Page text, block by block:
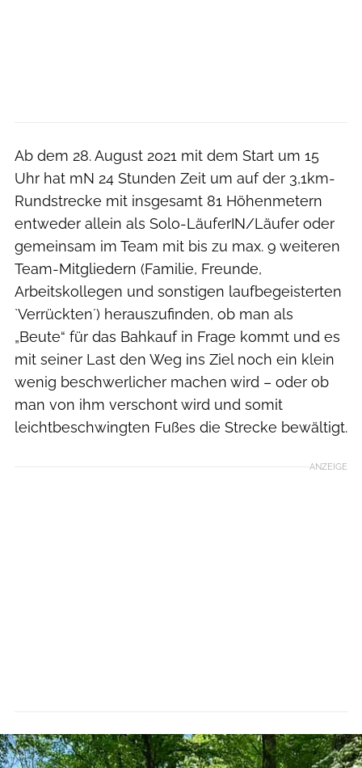
Ab dem 28. August 2021 mit dem Start um 15
Uhr hat mN 24 Stunden Zeit um auf der 3,1km-
Rundstrecke mit insgesamt 81 Höhenmetern
entweder allein als Solo-LäuferIN/Läufer oder
gemeinsam im Team mit bis zu max. 9 weiteren
Team-Mitgliedern (Familie, Freunde,
Arbeitskollegen und sonstigen laufbegeisterten
`Verrückten´) herauszufinden, ob man als
„Beute“ für das Bahkauf in Frage kommt und es
mit seiner Last den Weg ins Ziel noch ein klein
wenig beschwerlicher machen wird – oder ob
man von ihm verschont wird und somit
leichtbeschwingten Fußes die Strecke bewältigt.
ANZEIGE